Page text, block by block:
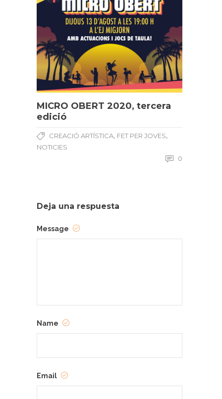
MICRO OBERT 2020, tercera
edició
CREACIÓ ARTÍSTICA, FET PER JOVES,
NOTICIES
0
Deja una respuesta
Message
Name
Email